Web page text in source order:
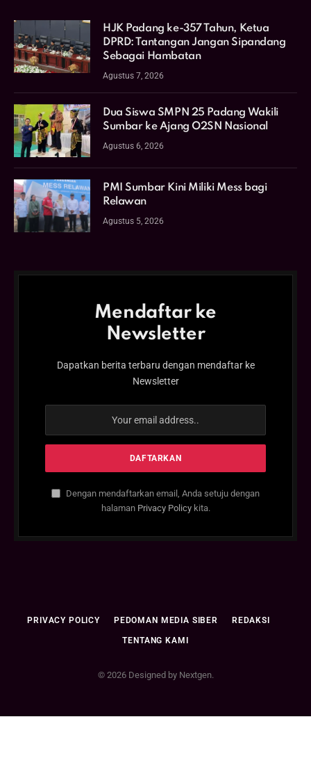
HJK Padang ke-357 Tahun, Ketua
DPRD: Tantangan Jangan Sipandang
Sebagai Hambatan
Agustus 7, 2026
Dua Siswa SMPN 25 Padang Wakili
Sumbar ke Ajang O2SN Nasional
Agustus 6, 2026
PMI Sumbar Kini Miliki Mess bagi
Relawan
Agustus 5, 2026
Mendaftar ke
Newsletter
Dapatkan berita terbaru dengan mendaftar ke
Newsletter
Dengan mendaftarkan email, Anda setuju dengan
halaman Privacy Policykita.
PRIVACY POLICY PEDOMAN MEDIA SIBER REDAKSI
TENTANG KAMI
© 2026 Designed by Nextgen.